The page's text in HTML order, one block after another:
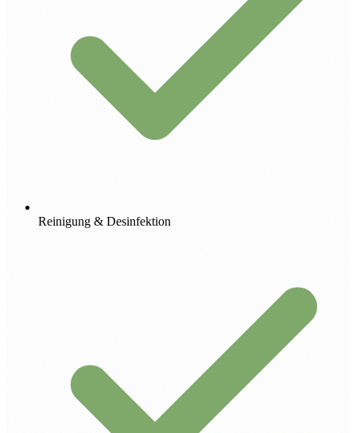
Reinigung & Desinfektion